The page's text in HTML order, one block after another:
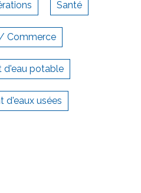
Santé
Commerce
d'eau potable
d'eaux usées